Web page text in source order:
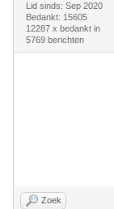
Lid sinds: Sep 2020
Bedankt: 15605
12287 x bedankt in
5769 berichten
Zoek